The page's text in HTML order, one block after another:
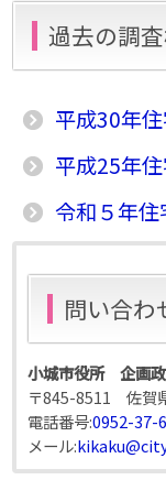
過去の調
平成30年
平成25年
令和５年
問い合わ
小城市役所 企画
〒845-8511 佐賀
電話番号:0952-37-
メール: